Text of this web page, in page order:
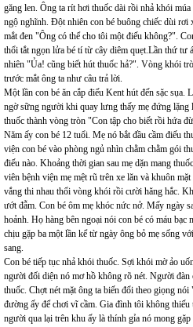
găng len. Ông ta rít hơi thuốc dài rồi nhả khói
ngộ nghĩnh. Đột nhiên con bé buông chiếc dùi rơi
mắt đen "Ông có thể cho tôi một điếu không?".
thổi tắt ngọn lửa bé tí từ cây diêm quẹt.Lần thứ tư
nhiên "Ủa! cũng biết hút thuốc hả?". Vòng khói
trước mắt ông ta như câu trả lời.
Một lần con bé ăn cắp điếu Kent hút đến sặc sụa.
ngờ sững người khi quay lưng thấy mẹ đứng lặng
thuốc thành vòng tròn "Con tập cho biết rồi hứa
Năm ấy con bé 12 tuổi. Mẹ nó bắt đầu cầm điếu
viện con bé vào phòng ngủ nhìn chằm chằm gói
điếu nào. Khoảng thời gian sau mẹ dặn mang
viên bệnh viện mẹ mệt rũ trên xe lăn và khuôn
vắng thi nhau thổi vòng khói rồi cười hăng hắc.
ướt đẫm. Con bé ôm mẹ khóc nức nở. Mấy ngày
hoảnh. Họ hàng bên ngoại nói con bé có máu
chịu gặp ba một lần kể từ ngày ông bỏ mẹ sống
sang.
Con bé tiếp tục nhả khói thuốc. Sợi khói mờ ảo
người đối diện nó mơ hồ không rõ nét. Người đàn
thuốc. Chợt nét mặt ông ta biến đổi theo giọng
đường ấy để chơi vĩ cầm. Gia đình tôi không
người qua lại trên khu ấy là thính gỉa nó mong